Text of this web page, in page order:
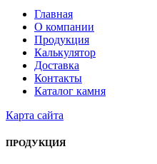
Главная
О компании
Продукция
Калькулятор
Доставка
Контакты
Каталог камня
Карта сайта
ПРОДУКЦИЯ